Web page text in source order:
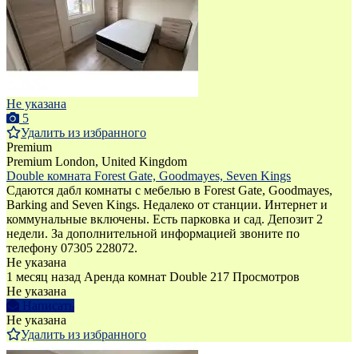
Не указана
5
Удалить из избранного
Premium
Premium London, United Kingdom
Double комната Forest Gate, Goodmayes, Seven Kings
Сдаются дабл комнаты с мебелью в Forest Gate, Goodmayes,
Barking and Seven Kings. Недалеко от станции. Интернет и
коммунальные включены. Есть парковка и сад. Депозит 2
недели. За дополнительной информацией звоните по
телефону 07305 228072.
Не указана
1 месяц назад Аренда комнат Double 217 Просмотров
Не указана
Написать
Не указана
Удалить из избранного